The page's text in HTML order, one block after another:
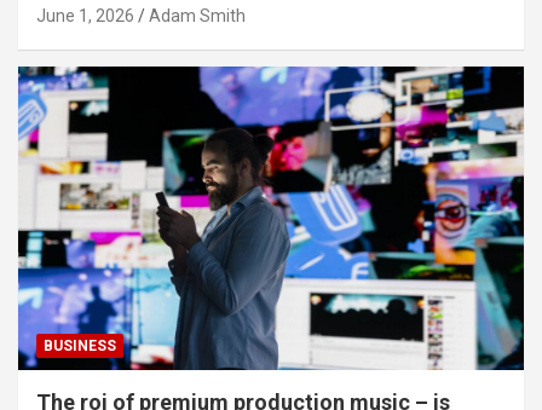
June 1, 2026 Adam Smith
BUSINESS
The roi of premium production music – is